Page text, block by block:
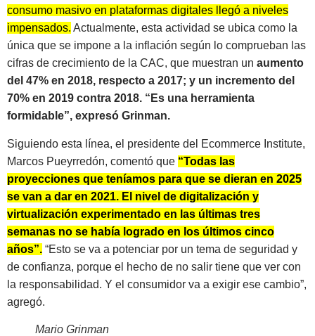
consumo masivo en plataformas digitales llegó a niveles
impensados. Actualmente, esta actividad se ubica como la
única que se impone a la inflación según lo comprueban las
cifras de crecimiento de la CAC, que muestran un aumento
del 47% en 2018, respecto a 2017; y un incremento del
70% en 2019 contra 2018. “Es una herramienta
formidable”, expresó Grinman.
Siguiendo esta línea, el presidente del Ecommerce Institute,
Marcos Pueyrredón, comentó que “Todas las
proyecciones que teníamos para que se dieran en 2025
se van a dar en 2021. El nivel de digitalización y
virtualización experimentado en las últimas tres
semanas no se había logrado en los últimos cinco
años”. “Esto se va a potenciar por un tema de seguridad y
de confianza, porque el hecho de no salir tiene que ver con
la responsabilidad. Y el consumidor va a exigir ese cambio”,
agregó.
Mario Grinman